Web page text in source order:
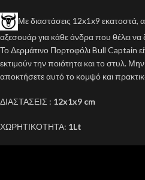
Με διαστάσεις 12x1x9 εκατοστά,
αξεσουάρ για κάθε άνδρα που θέλει να
Το Δερμάτινο Πορτοφόλι Bull Captain
εκτιμούν την ποιότητα και το στυλ.
αποκτήσετε αυτό το κομψό και
ΔΙΑΣΤΑΣΕΙΣ : 12x1x9 cm
ΧΩΡΗΤΙΚΟΤΗΤΑ: 1Lt